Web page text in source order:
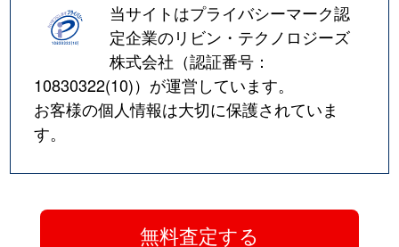
当サイトはプライバシーマーク認
定企業のリビン・テクノロジーズ
株式会社（認証番号：
10830322(10)）が運営しています。
お客様の個人情報は大切に保護されていま
す。